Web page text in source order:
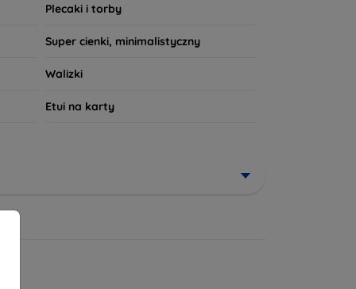
Plecaki i torby
Super cienki, minimalistyczny
Walizki
Etui na karty